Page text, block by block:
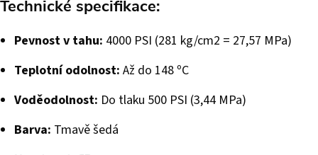
Technické specifikace:
Pevnost v tahu: 4000 PSI (281 kg/cm2 = 27,57 MPa)
Teplotní odolnost: Až do 148 ºC
Voděodolnost: Do tlaku 500 PSI (3,44 MPa)
Barva: Tmavě šedá